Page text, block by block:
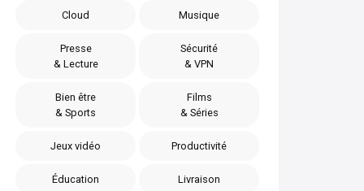
Cloud Musique
Presse
& Lecture
Sécurité
& VPN
Bien être
& Sports
Films
& Séries
Jeux vidéo Productivité
Éducation Livraison